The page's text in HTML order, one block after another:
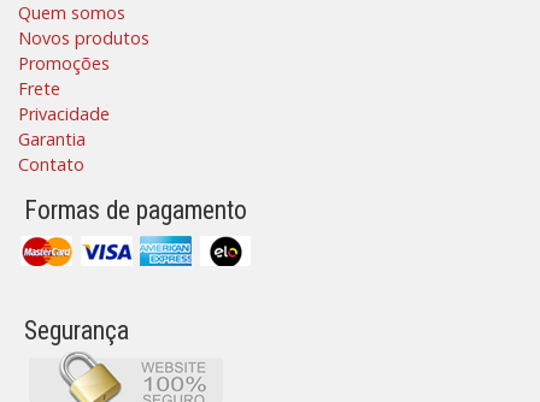
Quem somos
Novos produtos
Promoções
Frete
Privacidade
Garantia
Contato
Formas de pagamento
Segurança